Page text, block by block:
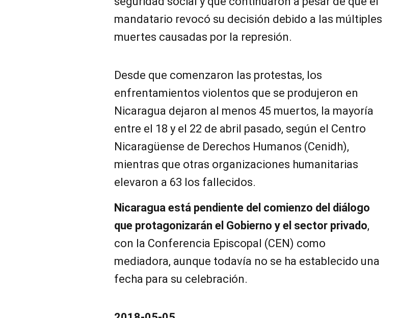
mandatario revocó su decisión debido a las múltiples
muertes causadas por la represión.
Desde que comenzaron las protestas, los
enfrentamientos violentos que se produjeron en
Nicaragua dejaron al menos 45 muertos, la mayoría
entre el 18 y el 22 de abril pasado, según el Centro
Nicaragüense de Derechos Humanos (Cenidh),
mientras que otras organizaciones humanitarias
elevaron a 63 los fallecidos.
Nicaragua está pendiente del comienzo del diálogo
que protagonizarán el Gobierno y el sector privado,
con la Conferencia Episcopal (CEN) como
mediadora, aunque todavía no se ha establecido una
fecha para su celebración.